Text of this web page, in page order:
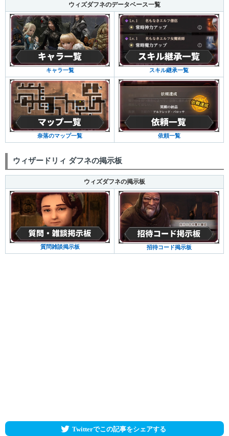
ウィズダフネのデータベース一覧
キャラ一覧 スキル継承一覧
奈落のマップ一覧 依頼一覧
ウィザードリィ ダフネの掲示板
ウィズダフネの掲示板
質問雑談掲示板 招待コード掲示板
Twitterでこの記事をシェアする